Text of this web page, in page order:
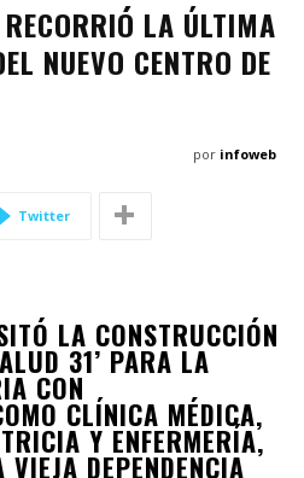
LA ÚLTIMA
NUEVO CENTRO DE
por infoweb
Twitter
LA CONSTRUCCIÓN
31’ PARA LA
CON
CLÍNICA MÉDICA,
Y ENFERMERÍA,
DEPENDENCIA